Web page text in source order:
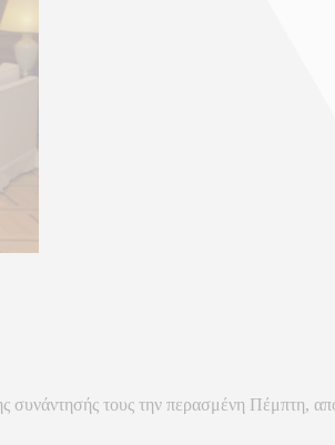
ΠΕΜΠΤΗΣ
συνάντησής τους την περασμένη Πέμπτη,